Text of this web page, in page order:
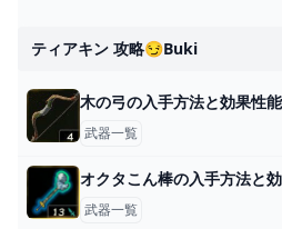
ティアキン 攻略😏buki
木の弓の入手方法と効果性能
武器一覧
オクタこん棒の入手方法と
武器一覧